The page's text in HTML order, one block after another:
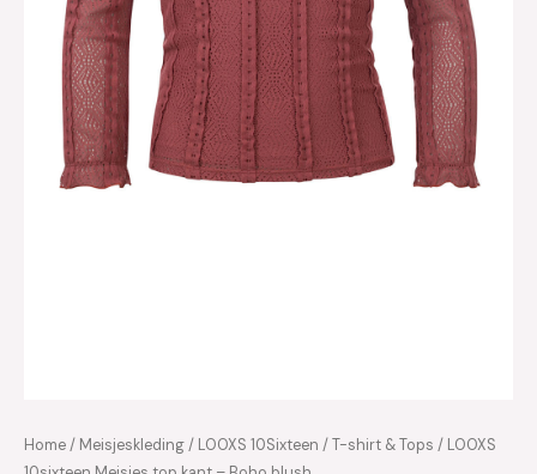
Home/ Meisjeskleding/ LOOXS 10Sixteen /T-shirt & Tops / LOOXS